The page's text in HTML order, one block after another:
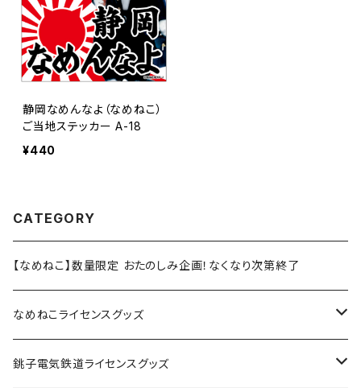
静岡なめんなよ（なめねこ）
ご当地ステッカー A-18
¥440
CATEGORY
【なめねこ】数量限定 おたのしみ企画！なくなり次第終了
なめねこライセンスグッズ
Tシャツ
銚子電気鉄道ライセンスグッズ